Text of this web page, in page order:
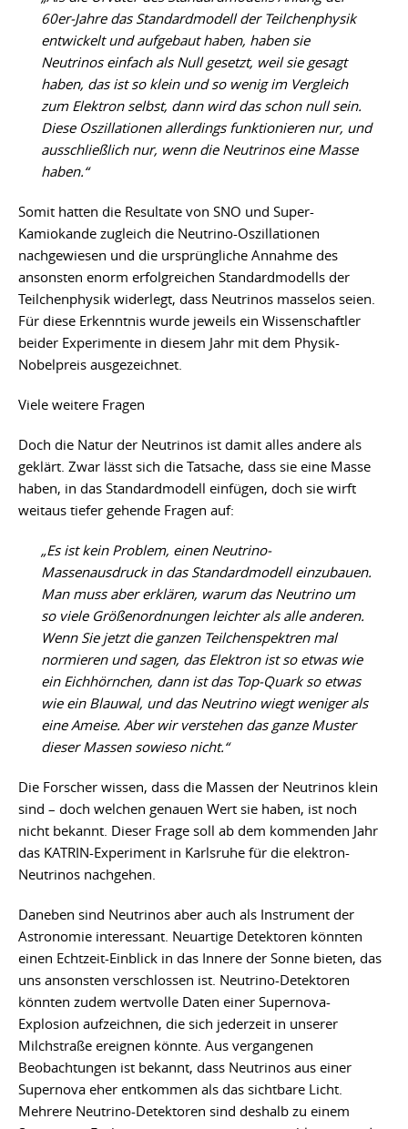
60er-Jahre das Standardmodell der Teilchenphysik
entwickelt und aufgebaut haben, haben sie
Neutrinos einfach als Null gesetzt, weil sie gesagt
haben, das ist so klein und so wenig im Vergleich
zum Elektron selbst, dann wird das schon null sein.
Diese Oszillationen allerdings funktionieren nur, und
ausschließlich nur, wenn die Neutrinos eine Masse
haben.“
Somit hatten die Resultate von SNO und Super-
Kamiokande zugleich die Neutrino-Oszillationen
nachgewiesen und die ursprüngliche Annahme des
ansonsten enorm erfolgreichen Standardmodells der
Teilchenphysik widerlegt, dass Neutrinos masselos seien.
Für diese Erkenntnis wurde jeweils ein Wissenschaftler
beider Experimente in diesem Jahr mit dem Physik-
Nobelpreis ausgezeichnet.
Viele weitere Fragen
Doch die Natur der Neutrinos ist damit alles andere als
geklärt. Zwar lässt sich die Tatsache, dass sie eine Masse
haben, in das Standardmodell einfügen, doch sie wirft
weitaus tiefer gehende Fragen auf:
„Es ist kein Problem, einen Neutrino-
Massenausdruck in das Standardmodell einzubauen.
Man muss aber erklären, warum das Neutrino um
so viele Größenordnungen leichter als alle anderen.
Wenn Sie jetzt die ganzen Teilchenspektren mal
normieren und sagen, das Elektron ist so etwas wie
ein Eichhörnchen, dann ist das Top-Quark so etwas
wie ein Blauwal, und das Neutrino wiegt weniger als
eine Ameise. Aber wir verstehen das ganze Muster
dieser Massen sowieso nicht.“
Die Forscher wissen, dass die Massen der Neutrinos klein
sind – doch welchen genauen Wert sie haben, ist noch
nicht bekannt. Dieser Frage soll ab dem kommenden Jahr
das KATRIN-Experiment in Karlsruhe für die elektron-
Neutrinos nachgehen.
Daneben sind Neutrinos aber auch als Instrument der
Astronomie interessant. Neuartige Detektoren könnten
einen Echtzeit-Einblick in das Innere der Sonne bieten, das
uns ansonsten verschlossen ist. Neutrino-Detektoren
könnten zudem wertvolle Daten einer Supernova-
Explosion aufzeichnen, die sich jederzeit in unserer
Milchstraße ereignen könnte. Aus vergangenen
Beobachtungen ist bekannt, dass Neutrinos aus einer
Supernova eher entkommen als das sichtbare Licht.
Mehrere Neutrino-Detektoren sind deshalb zu einem